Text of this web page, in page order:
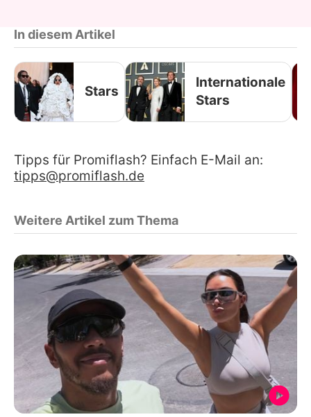
In diesem Artikel
Stars
Internationale
Stars
Tipps für Promiflash? Einfach E-Mail an:
tipps@promiflash.de
Weitere Artikel zum Thema